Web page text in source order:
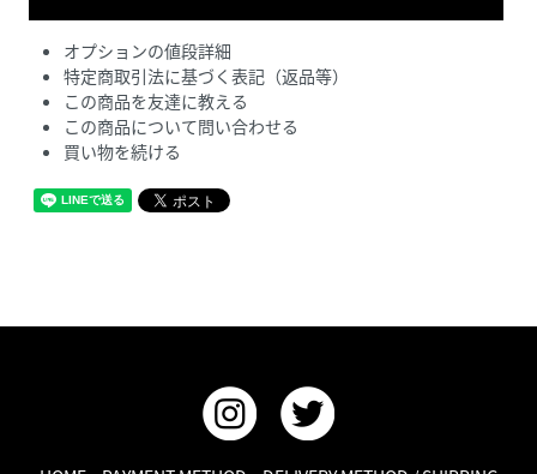
オプションの値段詳細
特定商取引法に基づく表記（返品等）
この商品を友達に教える
この商品について問い合わせる
買い物を続ける